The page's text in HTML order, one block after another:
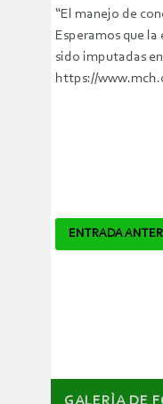
“El manejo de
Esperamos que
sido imputadas
https://
ENTRADA